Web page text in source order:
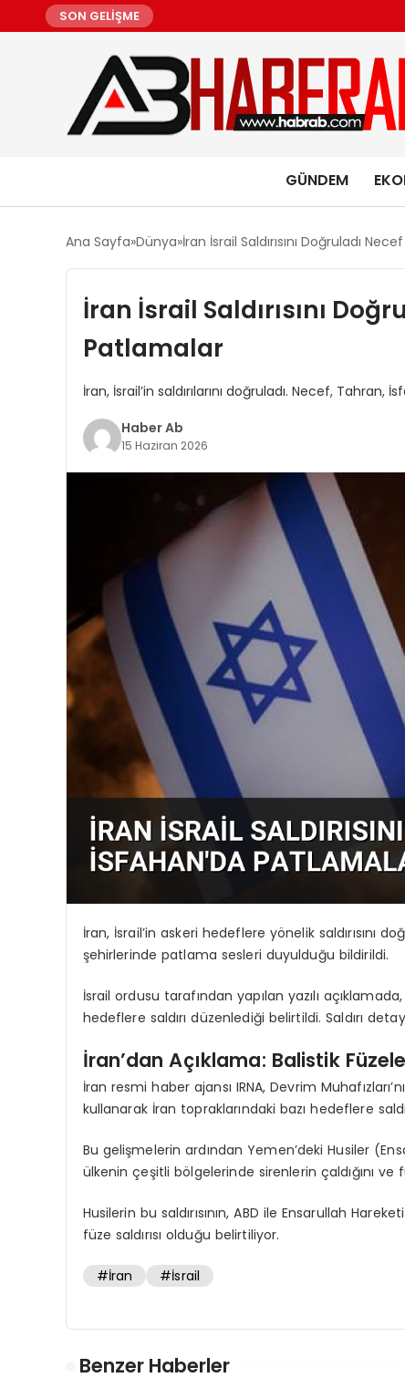
SON GELİŞME
GÜNDEM
Ana Sayfa Dünya İran İsrail Saldırısını Doğruladı
İran İsrail Saldırısını
Patlamalar
İran, İsrail’in saldırılarını doğruladı. Necef,
Haber Ab
15 Haziran 2026
İran, İsrail’in askeri hedeflere yönelik saldırısını
şehirlerinde patlama sesleri duyulduğu bildirildi.
İsrail ordusu tarafından yapılan yazılı
hedeflere saldırı düzenlediği belirtildi. Saldırı
İran’dan Açıklama: Balistik
İran resmi haber ajansı IRNA, Devrim
kullanarak İran topraklarındaki bazı hedeflere
Bu gelişmelerin ardından Yemen’deki Husiler
ülkenin çeşitli bölgelerinde sirenlerin çaldığını
Husilerin bu saldırısının, ABD ile Ensarullah
füze saldırısı olduğu belirtiliyor.
#İran #İsrail
Benzer Haberler